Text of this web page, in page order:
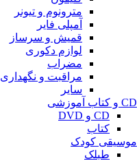
مترونوم و تیونر
آمپلی فایر
قمیش و سرساز
لوازم دکوری
مضراب
مراقبت و نگهداری
سایر
CD و کتاب آموزشی
CD و DVD
کتاب
موسیقی کودک
طبلک